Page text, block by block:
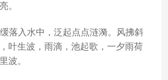
。
落入水中，泛起点点涟漪。风拂斜
叶生波，雨滴，池起歌，一夕雨荷
波。